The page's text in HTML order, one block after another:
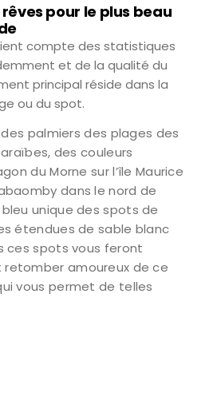
pour le plus beau
compte des statistiques
et de la qualité du
principal réside dans la
ou du spot.
des palmiers des plages des
des couleurs
du Morne sur l’île Maurice
dans le nord de
unique des spots de
étendues de sable blanc
ces spots vous feront
amoureux de ce
vous permet de telles